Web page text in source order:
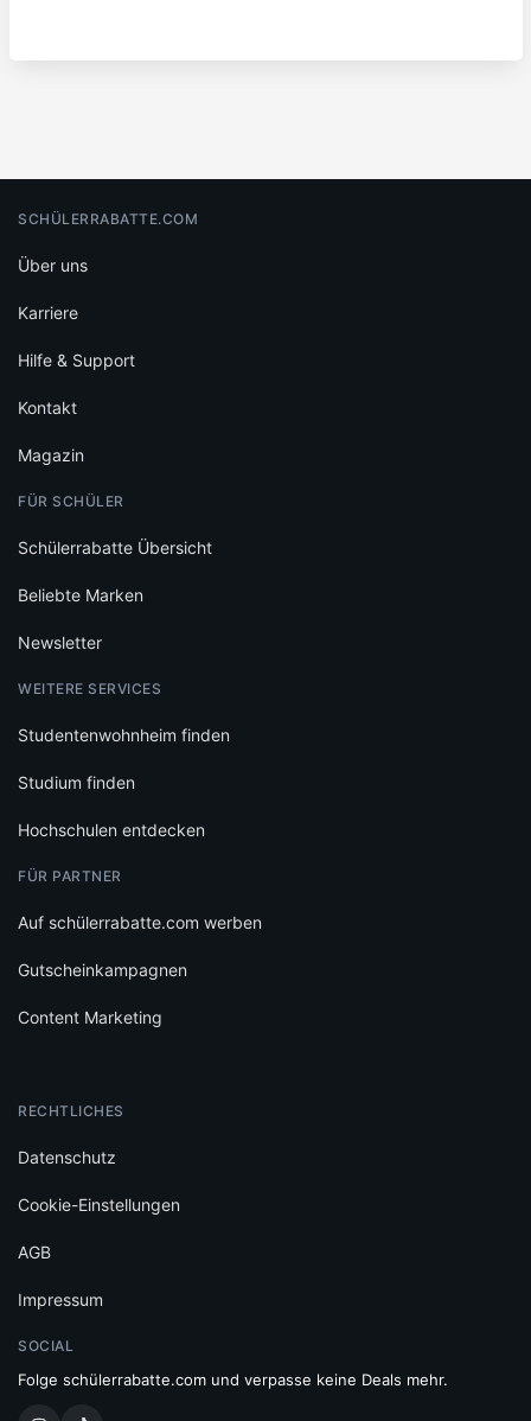
SCHÜLERRABATTE.COM
Über uns
Karriere
Hilfe & Support
Kontakt
Magazin
FÜR SCHÜLER
Schülerrabatte Übersicht
Beliebte Marken
Newsletter
WEITERE SERVICES
Studentenwohnheim finden
Studium finden
Hochschulen entdecken
FÜR PARTNER
Auf schülerrabatte.com werben
Gutscheinkampagnen
Content Marketing
RECHTLICHES
Datenschutz
Cookie-Einstellungen
AGB
Impressum
SOCIAL
Folge schülerrabatte.com und verpasse keine Deals mehr.